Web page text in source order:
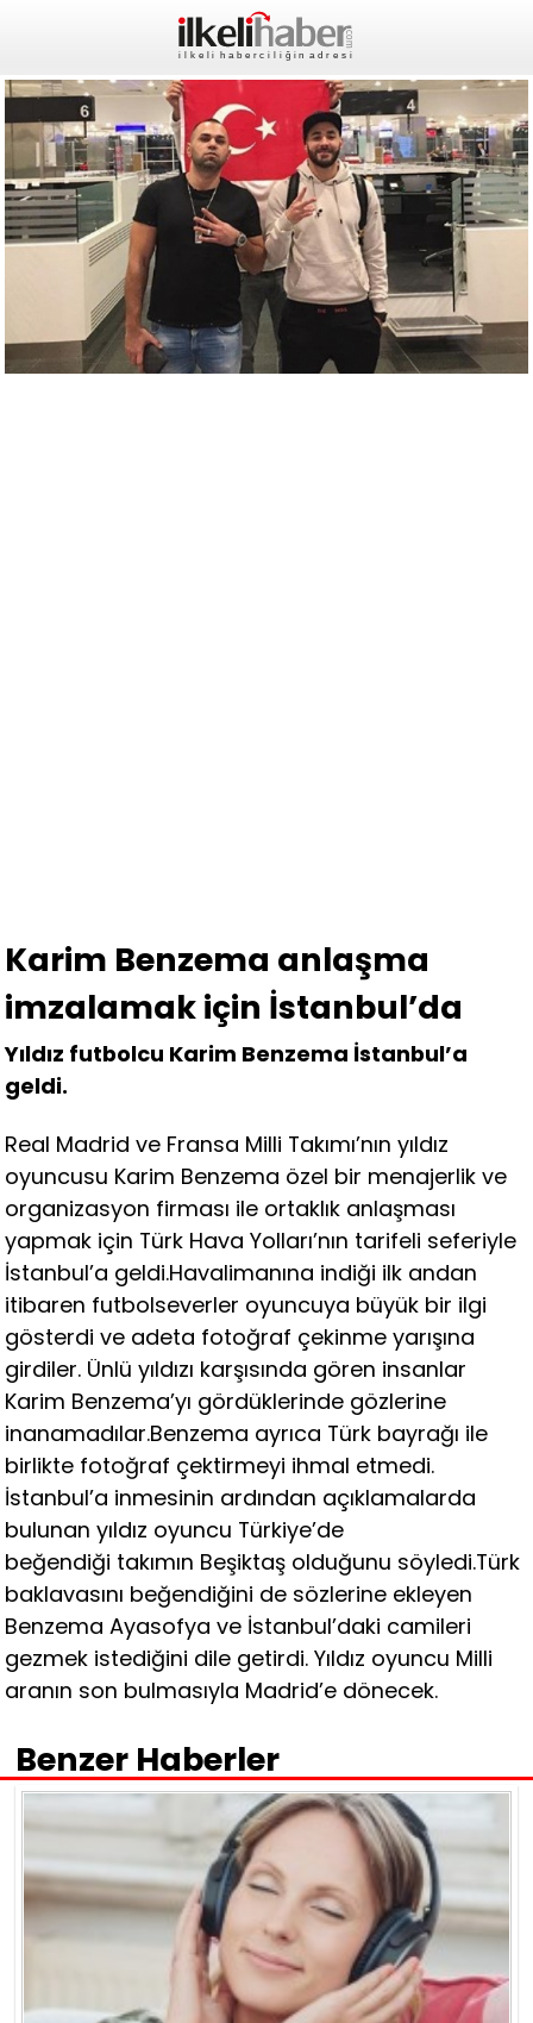
Karim Benzema anlaşma
imzalamak için İstanbul’da
Yıldız futbolcu Karim Benzema İstanbul’a
geldi.
Real Madrid ve Fransa Milli Takımı’nın yıldız
oyuncusu Karim Benzema özel bir menajerlik ve
organizasyon firması ile ortaklık anlaşması
yapmak için Türk Hava Yolları’nın tarifeli seferiyle
İstanbul’a geldi.Havalimanına indiği ilk andan
itibaren futbolseverler oyuncuya büyük bir ilgi
gösterdi ve adeta fotoğraf çekinme yarışına
girdiler. Ünlü yıldızı karşısında gören insanlar
Karim Benzema’yı gördüklerinde gözlerine
inanamadılar.Benzema ayrıca Türk bayrağı ile
birlikte fotoğraf çektirmeyi ihmal etmedi.
İstanbul’a inmesinin ardından açıklamalarda
bulunan yıldız oyuncu Türkiye’de
beğendiği takımın Beşiktaş olduğunu söyledi.Türk
baklavasını beğendiğini de sözlerine ekleyen
Benzema Ayasofya ve İstanbul’daki camileri
gezmek istediğini dile getirdi. Yıldız oyuncu Milli
aranın son bulmasıyla Madrid’e dönecek.
Benzer Haberler